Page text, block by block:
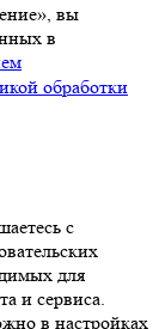
вы
в
обработки
с
для
и сервиса.
в настройках